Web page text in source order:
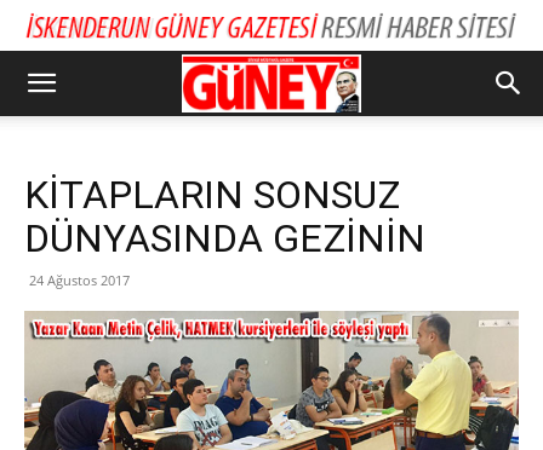
KİTAPLARIN SONSUZ
DÜNYASINDA GEZİNİN
24 Ağustos 2017